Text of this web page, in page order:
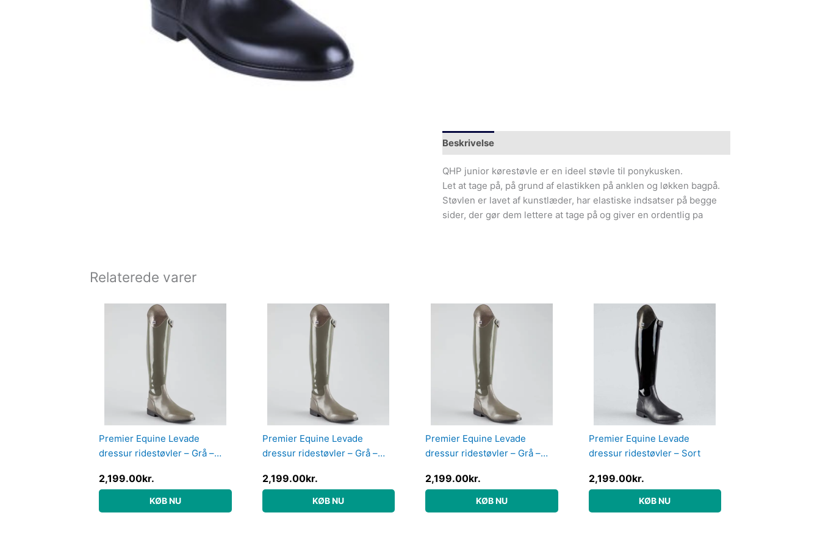
Beskrivelse
QHP junior kørestøvle er en ideel støvle til ponykusken.
Let at tage på, på grund af elastikken på anklen og løkken bagpå.
Støvlen er lavet af kunstlæder, har elastiske indsatser på begge
sider, der gør dem lettere at tage på og giver en ordentlig pa
Relaterede varer
Premier Equine Levade
dressur ridestøvler – Grå –
2,199.00kr.
KØB NU
Premier Equine Levade
dressur ridestøvler – Grå –
2,199.00kr.
KØB NU
Premier Equine Levade
dressur ridestøvler – Grå –
2,199.00kr.
KØB NU
Premier Equine Levade
dressur ridestøvler – Sort
2,199.00kr.
KØB NU